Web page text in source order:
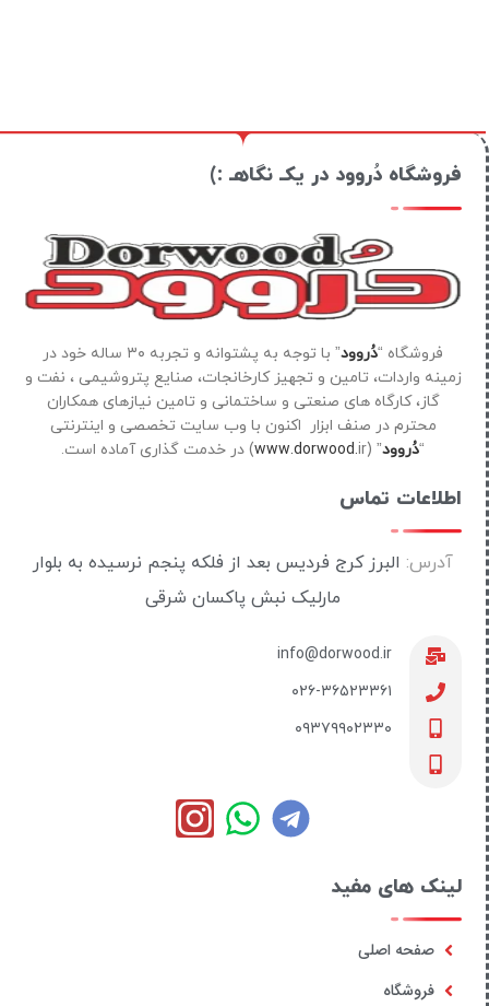
فروشگاه دُروود در یکـ نگاهـ :)
فروشگاه “دُروود
” با توجه به پشتوانه و تجربه ۳۰ ساله خود در
زمینه واردات، تامین و تجهیز کارخانجات، صنایع پتروشیمی ، نفت و
گاز، کارگاه های صنعتی و ساختمانی و تامین نیازهای همکاران
محترم در صنف ابزار اکنون با وب سایت تخصصی و اینترنتی
“دُروود” (
www.dorwood.ir) در خدمت گذاری آماده است.
اطلاعات تماس
آدرس: البرز کرج فردیس بعد از فلکه پنجم نرسیده به بلوار
مارلیک نبش پاکسان شرقی
info@dorwood.ir
۰۲۶-۳۶۵۲۳۳۶۱
۰۹۳۷۹۹۰۲۳۳۰
لینک های مفید
صفحه اصلی
فروشگاه